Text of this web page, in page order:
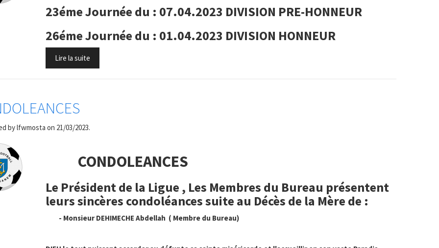
23éme Journée du : 07.04.2023 DIVISION PRE-HONNEUR
26éme Journée du : 01.04.2023 DIVISION HONNEUR
Lire la suite
bylfwmosta on 21/03/2023.
CONDOLEANCES
Le Président de la Ligue , Les Membres du Bureau présentent
leurs sincères condoléances suite au Décès de la Mère de :
- Monsieur DEHIMECHE Abdellah ( Membre du Bureau)